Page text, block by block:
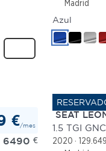
Madrid
Azul
€/mes
6490 €
SEAT
2020